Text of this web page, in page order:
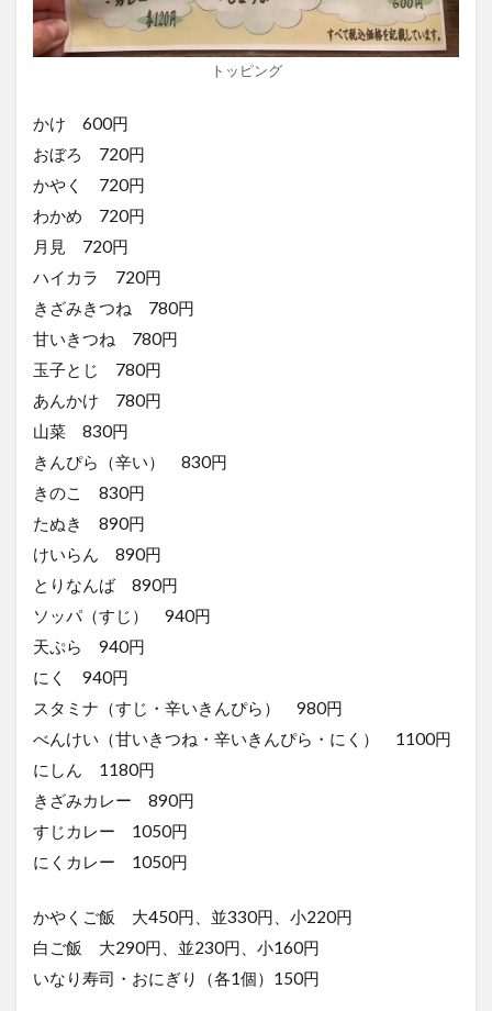
トッピング
かけ 600円
おぼろ 720円
かやく 720円
わかめ 720円
月見 720円
ハイカラ 720円
きざみきつね 780円
甘いきつね 780円
玉子とじ 780円
あんかけ 780円
山菜 830円
きんぴら（辛い） 830円
きのこ 830円
たぬき 890円
けいらん 890円
とりなんば 890円
ソッパ（すじ） 940円
天ぷら 940円
にく 940円
スタミナ（すじ・辛いきんぴら） 980円
べんけい（甘いきつね・辛いきんぴら・にく） 1100円
にしん 1180円
きざみカレー 890円
すじカレー 1050円
にくカレー 1050円
かやくご飯 大450円、並330円、小220円
白ご飯 大290円、並230円、小160円
いなり寿司・おにぎり（各1個）150円